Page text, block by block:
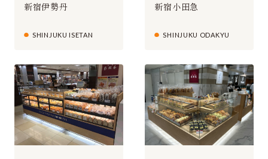
新宿伊勢丹
SHINJUKU ISETAN
新宿小田急
SHINJUKU ODAKYU